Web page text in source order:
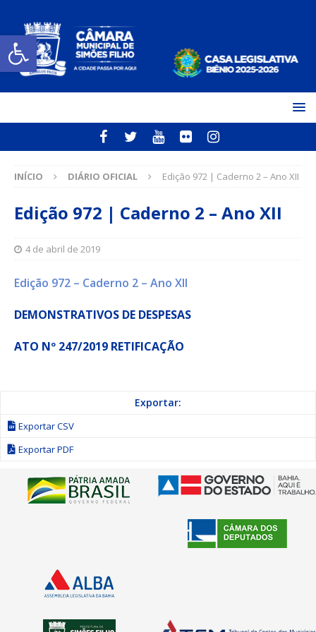
Open toolbar
INÍCIO DIÁRIO OFICIAL Edição 972 | Caderno 2 – Ano XII
Edição 972 | Caderno 2 – Ano XII
4 de abril de 2019
Edição 972 – Caderno 2 – Ano XII
DEMONSTRATIVOS DE DESPESAS
ATO Nº 247/2019 RETIFICAÇÃO
Exportar:
Exportar CSV
Exportar PDF